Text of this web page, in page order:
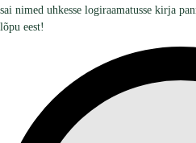
sai nimed uhkesse logiraamatusse kirja
lõpu eest!